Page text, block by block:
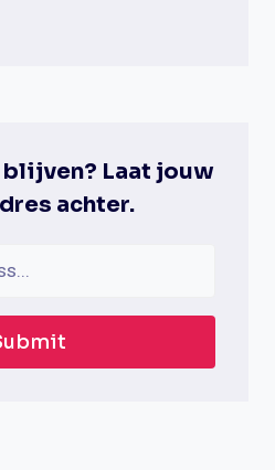
Laat jouw
achter.